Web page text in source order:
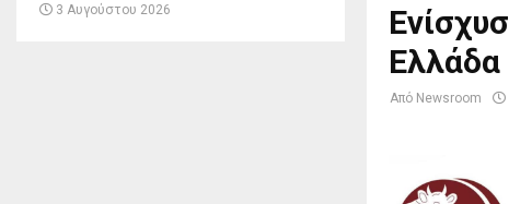
Από Newsroom
3 Αυγούστου 2026